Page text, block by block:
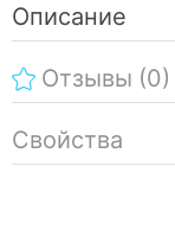
Описание
Отзывы (0)
Свойства